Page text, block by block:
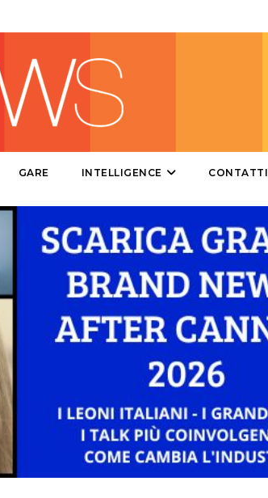
GARE INTELLIGENCE CONTATTI